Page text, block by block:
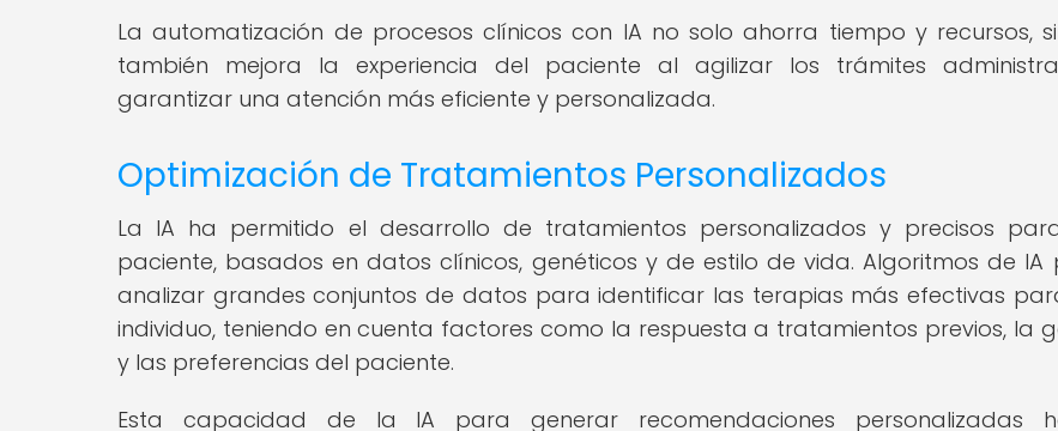
La automatización de procesos clínicos con IA no solo ahorra tiempo y recursos,
también mejora la experiencia del paciente al agilizar los trámites
garantizar una atención más eficiente y personalizada.
Optimización de Tratamientos Personalizados
La IA ha permitido el desarrollo de tratamientos personalizados y precisos
paciente, basados en datos clínicos, genéticos y de estilo de vida. Algoritmos de IA
analizar grandes conjuntos de datos para identificar las terapias más efectivas
individuo, teniendo en cuenta factores como la respuesta a tratamientos previos, la
y las preferencias del paciente.
Esta capacidad de la IA para generar recomendaciones personalizadas